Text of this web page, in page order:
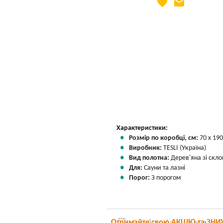
Яка Ваша ціна
favorite email
Характеристики:
Розмір по коробці, см: 70 х 190
Виробник: TESLI (Україна)
Вид полотна: Дерев'яна зі
Для: Сауни та лазні
Порог: З порогом